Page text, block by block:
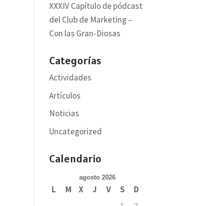
XXXIV Capítulo de pódcast
del Club de Marketing –
Con las Gran-Diosas
Categorías
Actividades
Artículos
Noticias
Uncategorized
Calendario
agosto 2026
L M X J V S
D